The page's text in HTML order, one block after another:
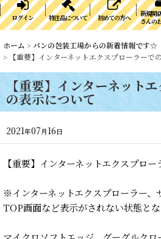
ログイン 特注品について 初めての方へ
新規開
さんの
ホーム > パンの包装工場からの新着情報です☆
>
【重要】インターネットエクスプローラーで
【重要】インターネット
の表示について
2021年07月 16 日
【重要】インターネットエクスプロ
※インターネットエクスプローラー、
TOP画面など表示がされない状態とな